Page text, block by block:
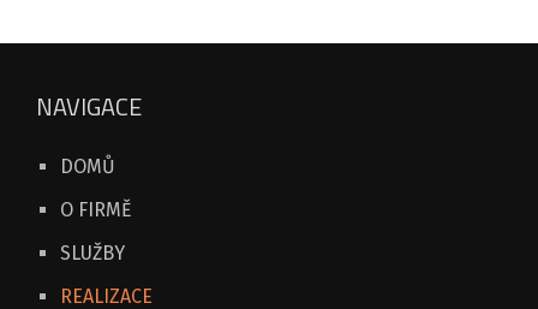
NAVIGACE
DOMŮ
O FIRMĚ
SLUŽBY
REALIZACE